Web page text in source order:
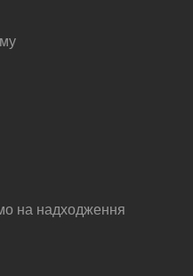
на надходження